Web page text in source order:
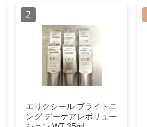
エリクシール ブライトニ
ング デーケアレボリュー